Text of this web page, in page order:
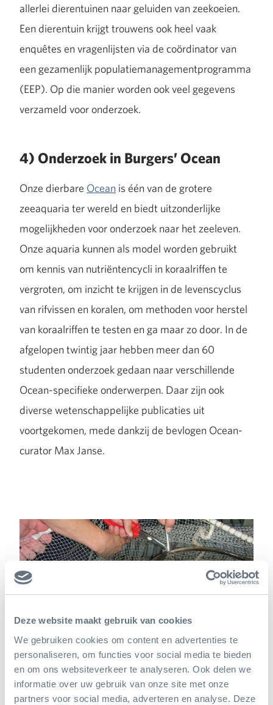
Deze website maakt gebruik van cookies
We gebruiken cookies om content en advertenties te
personaliseren, om functies voor social media te bieden
en om ons websiteverkeer te analyseren. Ook delen we
informatie over uw gebruik van onze site met onze
partners voor social media, adverteren en analyse. Deze
allerlei dierentuinen naar geluiden van zeekoeien.
Een dierentuin krijgt trouwens ook heel vaak
enquêtes en vragenlijsten via de coördinator van
een gezamenlijk populatiemanagementprogramma
(EEP). Op die manier worden ook veel gegevens
verzameld voor onderzoek.
4) Onderzoek in Burgers’ Ocean
Onze dierbare Ocean is één van de grotere
zeeaquaria ter wereld en biedt uitzonderlijke
mogelijkheden voor onderzoek naar het zeeleven.
Onze aquaria kunnen als model worden gebruikt
om kennis van nutriëntencycli in koraalriffen te
vergroten, om inzicht te krijgen in de levenscyclus
van rifvissen en koralen, om methoden voor herstel
van koraalriffen te testen en ga maar zo door. In de
afgelopen twintig jaar hebben meer dan 60
studenten onderzoek gedaan naar verschillende
Ocean-specifieke onderwerpen. Daar zijn ook
diverse wetenschappelijke publicaties uit
voortgekomen, mede dankzij de bevlogen Ocean-
curator Max Janse.
5) Onderzoek naar mensapengedrag